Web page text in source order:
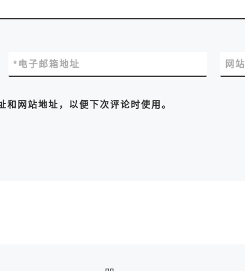
电子邮箱地址
* 网
网站地址，以便下次评论时使用。